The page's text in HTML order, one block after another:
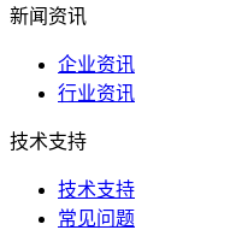
新闻资讯
企业资讯
行业资讯
技术支持
技术支持
常见问题